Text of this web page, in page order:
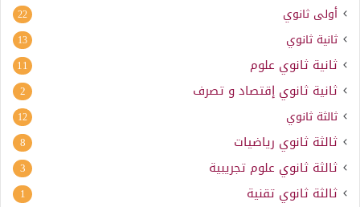
أولى ثانوي 22
ثانية ثانوي 13
ثانية ثانوي علوم 11
ثانية ثانوي إقتصاد و تصرف 2
ثالثة ثانوي 12
ثالثة ثانوي رياضيات 8
ثالثة ثانوي علوم تجريبية 3
ثالثة ثانوي تقنية 1